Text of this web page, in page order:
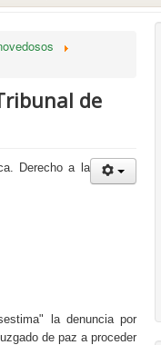
de
Derecho a la
la denuncia por
de paz a proceder